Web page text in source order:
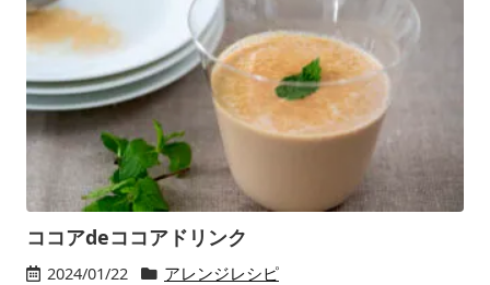
ココアdeココアドリンク
2024/01/22 アレンジレシピ